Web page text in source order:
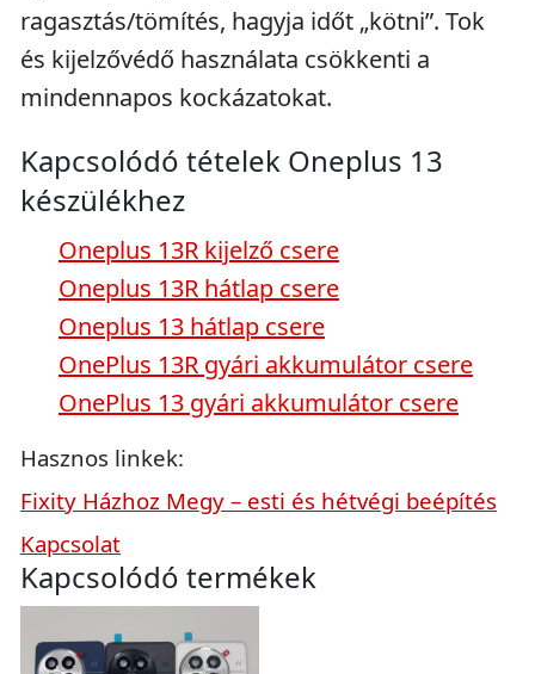
ragasztás/tömítés, hagyja időt „kötni”. Tok
és kijelzővédő használata csökkenti a
mindennapos kockázatokat.
Kapcsolódó tételek Oneplus 13
készülékhez
Oneplus 13R kijelző csere
Oneplus 13R hátlap csere
Oneplus 13 hátlap csere
OnePlus 13R gyári akkumulátor csere
OnePlus 13 gyári akkumulátor csere
Hasznos linkek:
Fixity Házhoz Megy – esti és hétvégi beépítés
Kapcsolat
Kapcsolódó termékek